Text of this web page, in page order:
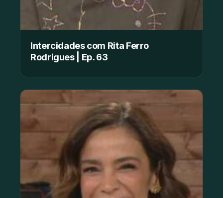
Intercidades com Rita Ferro
Rodrigues | Ep. 63